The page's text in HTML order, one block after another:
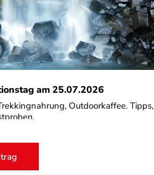
am 25.07.2026
Outdoorkaffee. Tipps,